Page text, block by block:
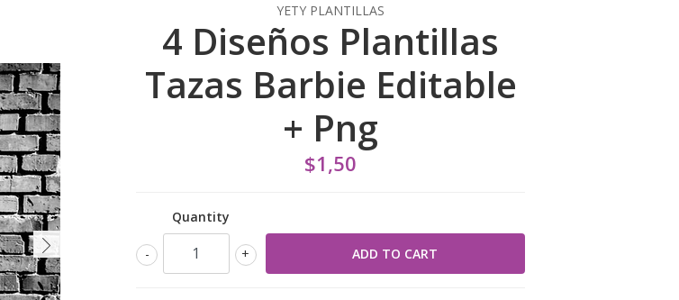
YETY PLANTILLAS
4 Diseños Plantillas
Tazas Barbie Editable
+ Png
$1,50
Quantity
+
-